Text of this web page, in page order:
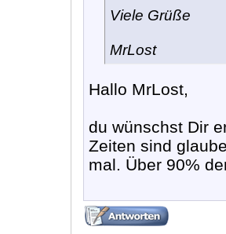
Viele Grüße
MrLost
Hallo MrLost,
du wünschst Dir
Zeiten sind
mal. Über 90%